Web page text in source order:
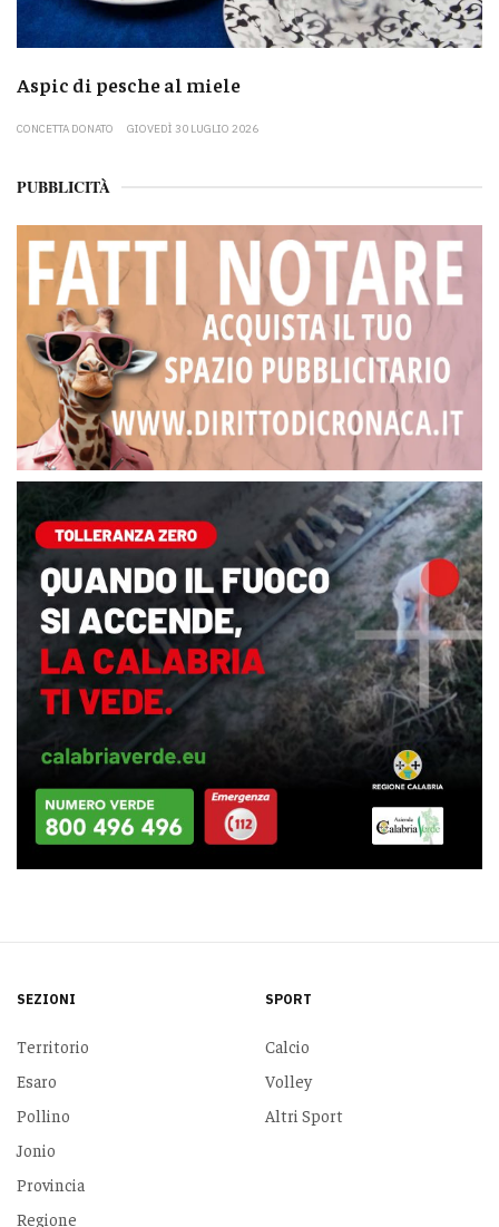
Aspic di pesche al miele
CONCETTA DONATO GIOVEDÌ 30 LUGLIO 2026
PUBBLICITÀ
SEZIONI
Territorio
Esaro
Pollino
Jonio
Provincia
Regione
SPORT
Calcio
Volley
Altri Sport